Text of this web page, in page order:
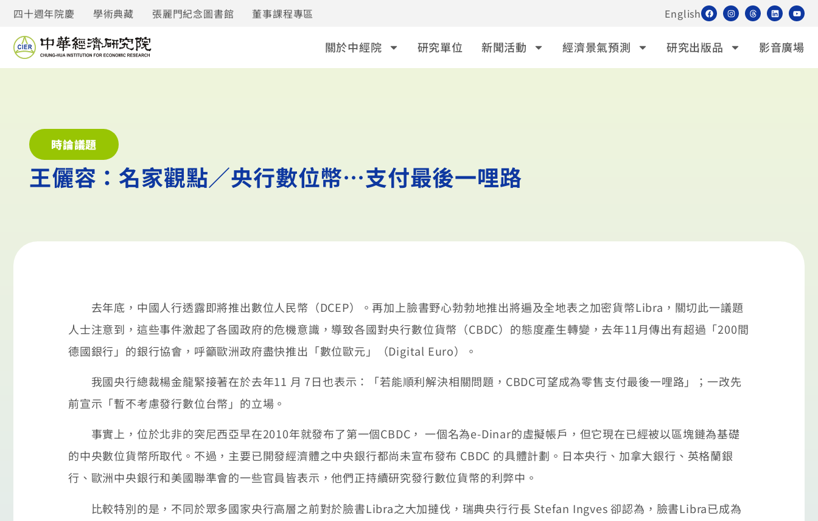
四十週年院慶 學術典藏 張麗門紀念圖書館 董事課程專區 English
關於中經院 研究單位 新聞活動 經濟景氣預測 研究出版品 影音廣場
時論議題
王儷容：名家觀點／央行數位幣…支付最後一哩路
去年底，中國人行透露即將推出數位人民幣（DCEP）。再加上臉書野心勃勃地推出將遍及全地表之加密貨幣Libra，關切此一議題
人士注意到，這些事件激起了各國政府的危機意識，導致各國對央行數位貨幣（CBDC）的態度產生轉變，去年11月傳出有超過「200間
德國銀行」的銀行協會，呼籲歐洲政府盡快推出「數位歐元」（Digital Euro）。
我國央行總裁楊金龍緊接著在於去年11 月 7日也表示：「若能順利解決相關問題，CBDC可望成為零售支付最後一哩路」；一改先
前宣示「暫不考慮發行數位台幣」的立場。
事實上，位於北非的突尼西亞早在2010年就發布了第一個CBDC， 一個名為e-Dinar的虛擬帳戶，但它現在已經被以區塊鏈為基礎
的中央數位貨幣所取代。不過，主要已開發經濟體之中央銀行都尚未宣布發布 CBDC 的具體計劃。日本央行、加拿大銀行、英格蘭銀
行、歐洲中央銀行和美國聯準會的一些官員皆表示，他們正持續研究發行數位貨幣的利弊中。
比較特別的是，不同於眾多國家央行高層之前對於臉書Libra之大加撻伐，瑞典央行行長 Stefan Ingves 卻認為，臉書Libra已成為